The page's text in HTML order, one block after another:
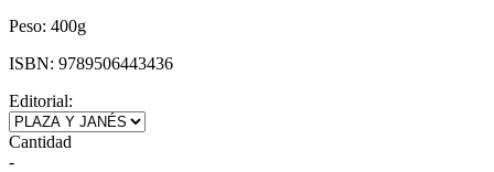
Peso: 400g
ISBN: 9789506443436
Editorial:
Cantidad
-